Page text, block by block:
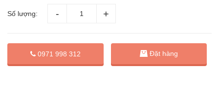
Số lượng:
0971 998 312 Đặt hàng